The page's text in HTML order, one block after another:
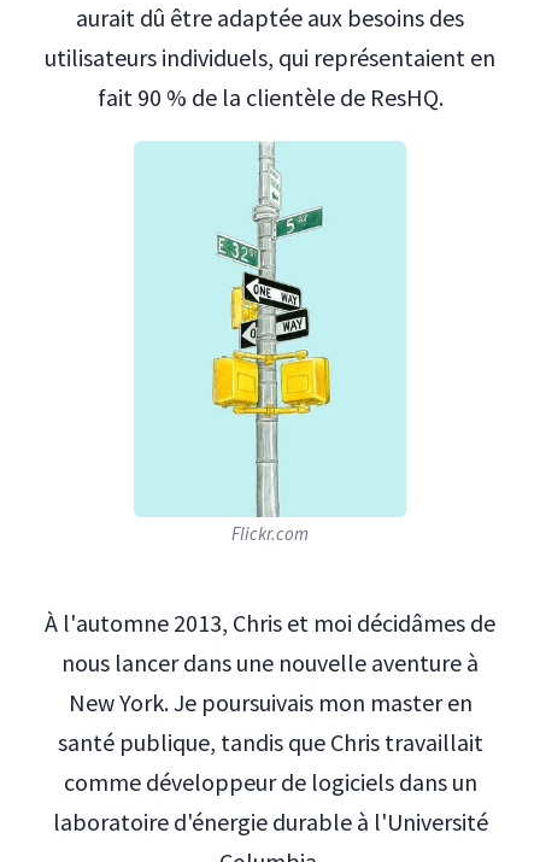
aurait dû être adaptée aux besoins des
utilisateurs individuels, qui représentaient en
fait 90 % de la clientèle de ResHQ.
Flickr.com
À l'automne 2013, Chris et moi décidâmes de
nous lancer dans une nouvelle aventure à
New York. Je poursuivais mon master en
santé publique, tandis que Chris travaillait
comme développeur de logiciels dans un
laboratoire d'énergie durable à l'Université